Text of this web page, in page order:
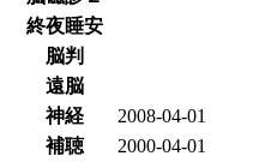
終夜睡安
脳判
遠脳
神経
2008-04-01
補聴
2000-04-01